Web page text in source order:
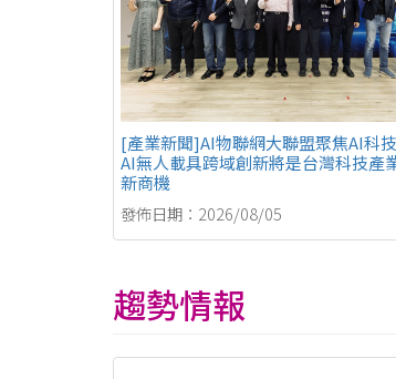
[產業新聞]AI物聯網大聯盟聚焦AI科
AI無人載具跨域創新將是台灣科技產
新商機
發佈日期：2026/08/05
趨勢情報